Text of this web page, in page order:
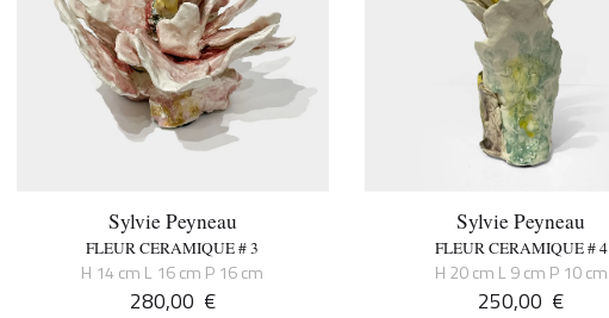
Sylvie Peyneau
FLEUR CERAMIQUE # 3
H 14 cm L 16 cm P 16 cm
280,00 €
Sylvie Peyneau
FLEUR CERAMIQUE # 4
H 20 cm L 9 cm P 10 cm
250,00 €